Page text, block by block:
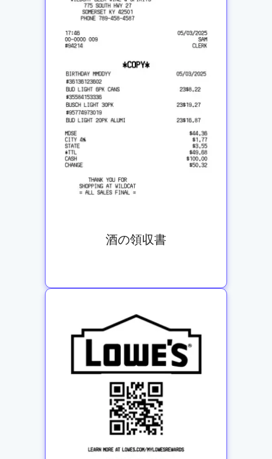
酒の領収書